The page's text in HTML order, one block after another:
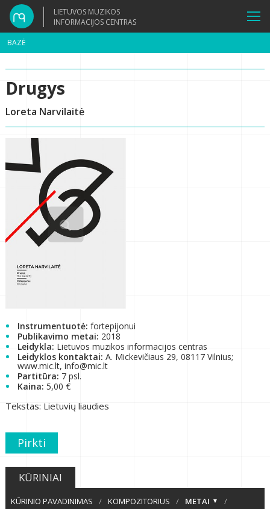
LIETUVOS MUZIKOS
INFORMACIJOS CENTRAS
BAZĖ
Drugys
Loreta Narvilaitė
Instrumentuotė: fortepijonui
Publikavimo metai: 2018
Leidykla: Lietuvos muzikos informacijos centras
Leidyklos kontaktai: A. Mickevičiaus 29, 08117 Vilnius;
www.mic.lt, info@mic.lt
Partitūra: 7 psl.
Kaina: 5,00 €
Tekstas: Lietuvių liaudies
Pirkti
KŪRINIAI
KŪRINIO PAVADINIMAS / KOMPOZITORIUS / METAI
/